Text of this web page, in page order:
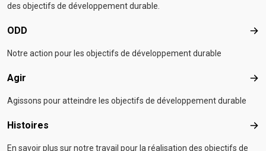
des objectifs de développement durable.
ODD
Notre action pour les objectifs de développement durable
Agir Agir
Agissons pour atteindre les objectifs de développement durable
Histoires
En savoir plus sur notre travail pour la réalisation des objectifs de